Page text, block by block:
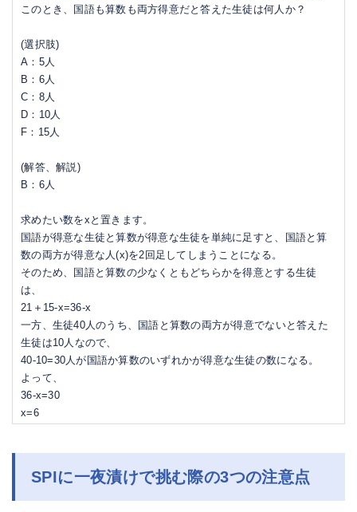
このとき、国語も算数も両方得意だと答えた生徒は何人か？
(選択肢)
A：5人
B：6人
C：8人
D：10人
F：15人
(解答、解説)
B：6人
求めたい数をxと置きます。
国語が得意な生徒と算数が得意な生徒を単純に足すと、国語と算
数の両方が得意な人(x)を2回足してしまうことになる。
そのため、国語と算数の少なくともどちらかを得意とする生徒
は、
21＋15-x=36-x
一方、生徒40人のうち、国語と算数の両方が得意でないと答えた
生徒は10人なので、
40-10=30人が国語か算数のいずれかが得意な生徒の数になる。
よって、
36-x=30
x=6
SPIに一夜漬けで挑む際の3つの注意点